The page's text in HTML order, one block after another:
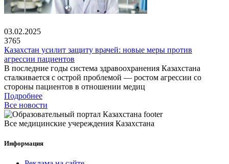
03.02.2025
3765
Казахстан усилит защиту врачей: новые меры против
агрессии пациентов
В последние годы система здравоохранения Казахстана
сталкивается с острой проблемой — ростом агрессии со
стороны пациентов в отношении медиц
Подробнее
Все новости
Все медицинские учереждения Казахстана
Информация